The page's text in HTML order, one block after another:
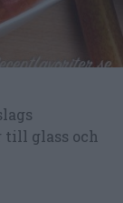
till glass och